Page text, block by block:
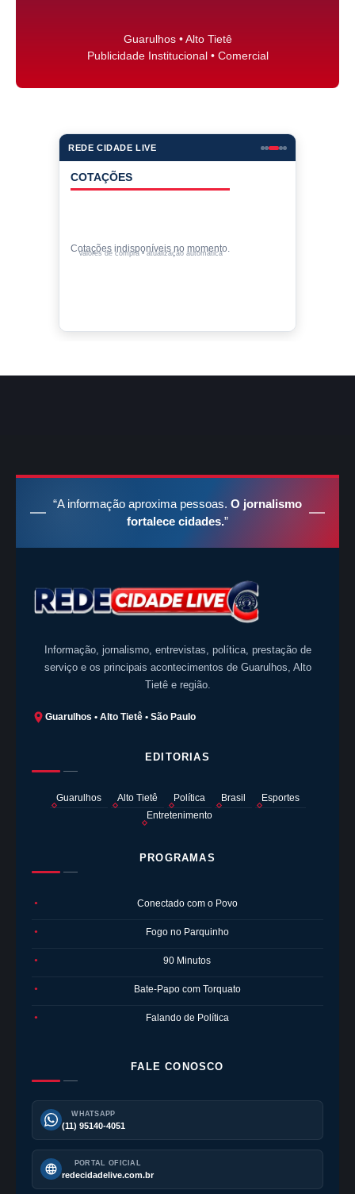
Guarulhos • Alto Tietê
Publicidade Institucional • Comercial
REDE CIDADE LIVE
COTAÇÕES
Cotações indisponíveis no momento.
Valores de compra • atualização automática
“A informação aproxima pessoas. O jornalismo
fortalece cidades.”
Informação, jornalismo, entrevistas, política, prestação de
serviço e os principais acontecimentos de Guarulhos, Alto
Tietê e região.
Guarulhos • Alto Tietê • São Paulo
EDITORIAS
Guarulhos Alto Tietê Política Brasil
Esportes
Entretenimento
PROGRAMAS
● Conectado com o Povo
● Fogo no Parquinho
● 90 Minutos
● Bate-Papo com Torquato
● Falando de Política
FALE CONOSCO
WHATSAPP
(11) 95140-4051
PORTAL OFICIAL
redecidadelive.com.br